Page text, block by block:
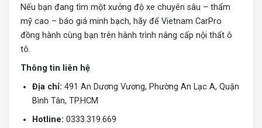
Nếu bạn đang tìm một xưởng độ xe chuyên sâu – thẩm
mỹ cao – báo giá minh bạch, hãy để Vietnam CarPro
đồng hành cùng bạn trên hành trình nâng cấp nội thất ô
tô.
Thông tin liên hệ
Địa chỉ: 491 An Dương Vương, Phường An Lạc A, Quận
Bình Tân, TP.HCM
Hotline: 0333.319.669